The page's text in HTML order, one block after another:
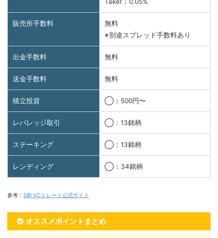
販売所手数料
無料
※別途スプレッド手数料あり
出金手数料 無料
送金手数料 無料
積立投資 ◯：500円〜
レバレッジ取引 ◯：13銘柄
ステーキング ◯：13銘柄
レンディング ◯：34銘柄
参考： SBI VC トレード公式サイト
オススメポイントまとめ